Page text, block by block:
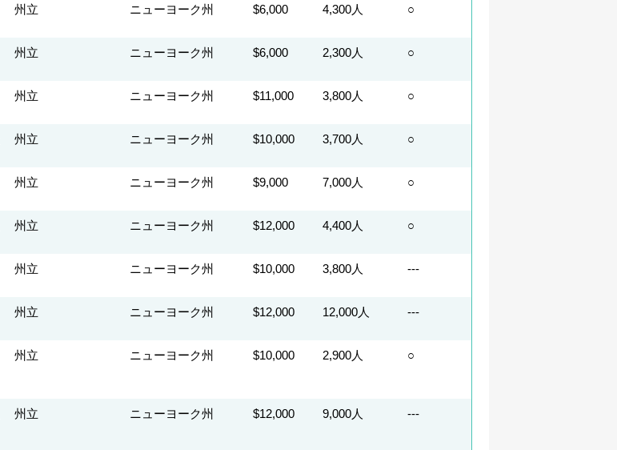
ニューヨーク州
州立 $6,000 4,300人 ○
ニューヨーク州
州立 $6,000 2,300人 ○
ニューヨーク州
州立 $11,000 3,800人 ○
ニューヨーク州
州立 $10,000 3,700人 ○
ニューヨーク州
州立 $9,000 7,000人 ○
ニューヨーク州
州立 $12,000 4,400人 ○
ニューヨーク州
州立 $10,000 3,800人 ---
ニューヨーク州
州立 $12,000 12,000人 ---
ニューヨーク州
州立 $10,000 2,900人 ○
ニューヨーク州
州立 $12,000 9,000人 ---